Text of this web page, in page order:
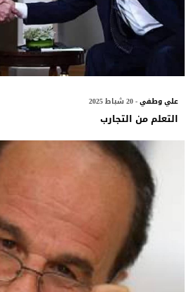
علي وطفي- 20 شباط 2025
التعلم من التجارب